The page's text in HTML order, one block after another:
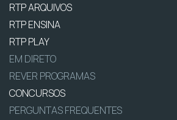
RTP ARQUIVOS
RTP ENSINA
RTP PLAY
EM DIRETO
REVER PROGRAMAS
CONCURSOS
PERGUNTAS FREQUENTES